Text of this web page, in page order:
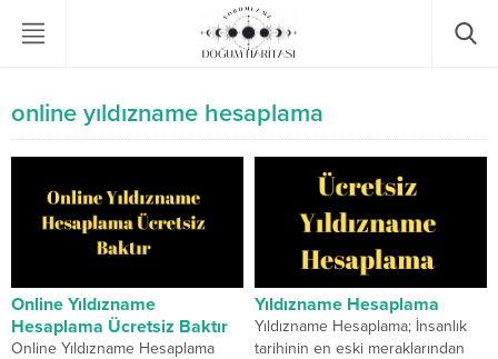
online yıldızname hesaplama
Online Yıldızname
Hesaplama Ücretsiz Baktır
Online Yıldızname Hesaplama
Yıldızname Hesaplama
Yıldızname Hesaplama; İnsanlık
tarihinin en eski meraklarından